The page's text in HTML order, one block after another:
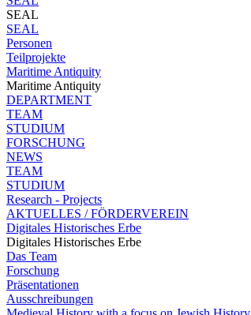
SEAL
SEAL
Personen
Teilprojekte
Maritime Antiquity
Maritime Antiquity
DEPARTMENT
TEAM
STUDIUM
FORSCHUNG
NEWS
TEAM
STUDIUM
Research - Projects
AKTUELLES / FÖRDERVEREIN
Digitales Historisches Erbe
Digitales Historisches Erbe
Das Team
Forschung
Präsentationen
Ausschreibungen